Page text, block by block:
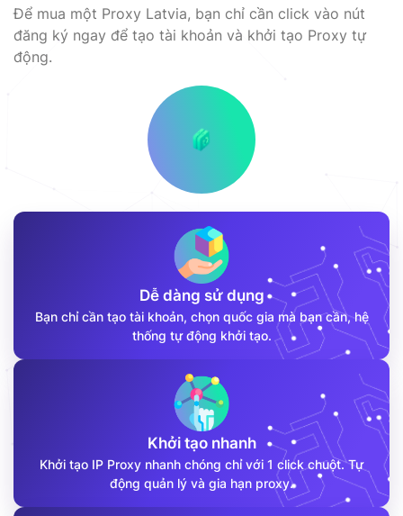
Để mua một Proxy Latvia, bạn chỉ cần click vào nút
đăng ký ngay để tạo tài khoản và khởi tạo Proxy tự
động.
Dễ dàng sử dụng
Bạn chỉ cần tạo tài khoản, chọn quốc gia mà bạn cần, hệ
thống tự động khởi tạo.
Khởi tạo nhanh
Khởi tạo IP Proxy nhanh chóng chỉ với 1 click chuột. Tự
động quản lý và gia hạn proxy.